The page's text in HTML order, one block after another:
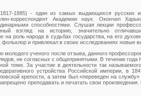
1885) - один из самых выдающихся русских
корреспондент Академии наук. Окончил
способностями. Слушая лекции
взгляд на историю, значительно
роль народа в судьбах государства, на его
и привлекал в своих исследованиях новые
молодого ученого после отзыва, данного
не согласных с общепринятыми. В течение
теме. За участие в деятельности так
устройства Российской империи, в
крепости, а затем был «переведен на
преподавать и печатать свои произведения.